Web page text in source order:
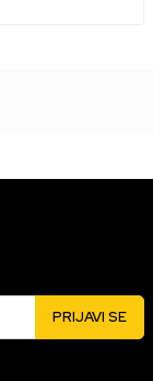
PRIJAVI SE